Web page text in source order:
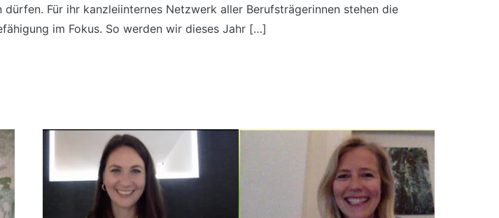
Für ihr kanzleiinternes Netzwerk aller Berufsträgerinnen stehen die
im Fokus. So werden wir dieses Jahr […]